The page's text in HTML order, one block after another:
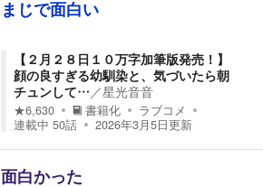
まじで面白い
【２月２８日１０万字加筆版発売！】
顔の良すぎる幼馴染と、気づいたら朝
チュンして…／星光音音
★6,630 書籍化
ラブコメ
連載中 50話 2026年3月5日更新
面白かった